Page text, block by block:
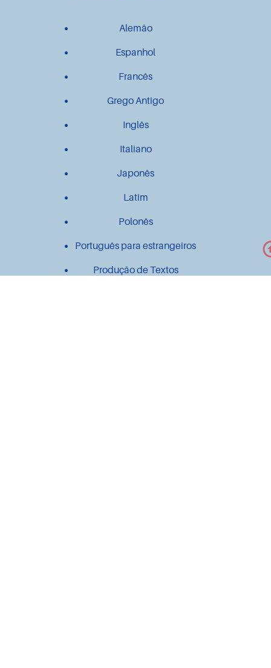
Alemão
Espanhol
Francês
Grego Antigo
Inglês
Italiano
Japonês
Latim
Polonês
Português para estrangeiros
Produção de Textos